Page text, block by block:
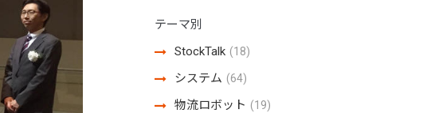
テーマ別
StockTalk (18)
システム (64)
物流ロボット (19)